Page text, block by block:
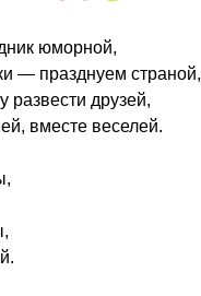
юморной,
— празднуем страной,
развести друзей,
вместе веселей.